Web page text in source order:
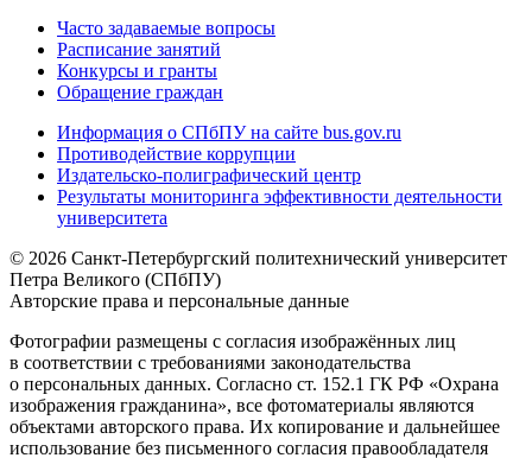
Часто задаваемые вопросы
Расписание занятий
Конкурсы и гранты
Обращение граждан
Информация о СПбПУ на сайте bus.gov.ru
Противодействие коррупции
Издательско-полиграфический центр
Результаты мониторинга эффективности деятельности
университета
© 2026 Санкт-Петербургский политехнический университет
Петра Великого (СПбПУ)
Авторские права и персональные данные
Фотографии размещены с согласия изображённых лиц
в соответствии с требованиями законодательства
о персональных данных. Согласно ст. 152.1 ГК РФ «Охрана
изображения гражданина», все фотоматериалы являются
объектами авторского права. Их копирование и дальнейшее
использование без письменного согласия правообладателя